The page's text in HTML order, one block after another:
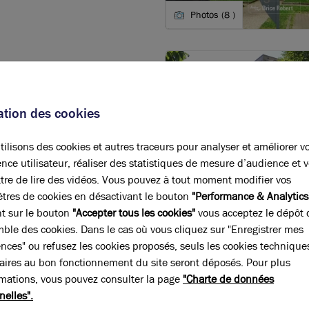
Photos (8 )
pour louer ses bureaux ?
de la métropole lyonnaise pour la location de bureaux. Cette
aantages qui en font une bonne adresse pour les entreprises.
premier argument. Implantée à seulement quelques minutes du 9e
en préservant un environnement de travail plus apaisé.
au sein de la Techlid, le pôle économique ouest du Grand Lyon.
start-ups. La commune est par ailleurs limitrophe de Dardilly,
des cookies
des cookies et autres traceurs pour analyser et améliorer
utilisateur, réaliser des statistiques de mesure d’audience et
de lire des vidéos. Vous pouvez à tout moment modifier vos
de cookies en désactivant le bouton "Performance &
sur le bouton "Accepter tous les cookies"vous acceptez le dépôt
des cookies. Dans le cas où vous cliquez sur "Enregistrer mes
ou refusez les cookies proposés, seuls les cookies
au bon fonctionnement du site seront déposés. Pour plus
vous pouvez consulter la page"Charte de données